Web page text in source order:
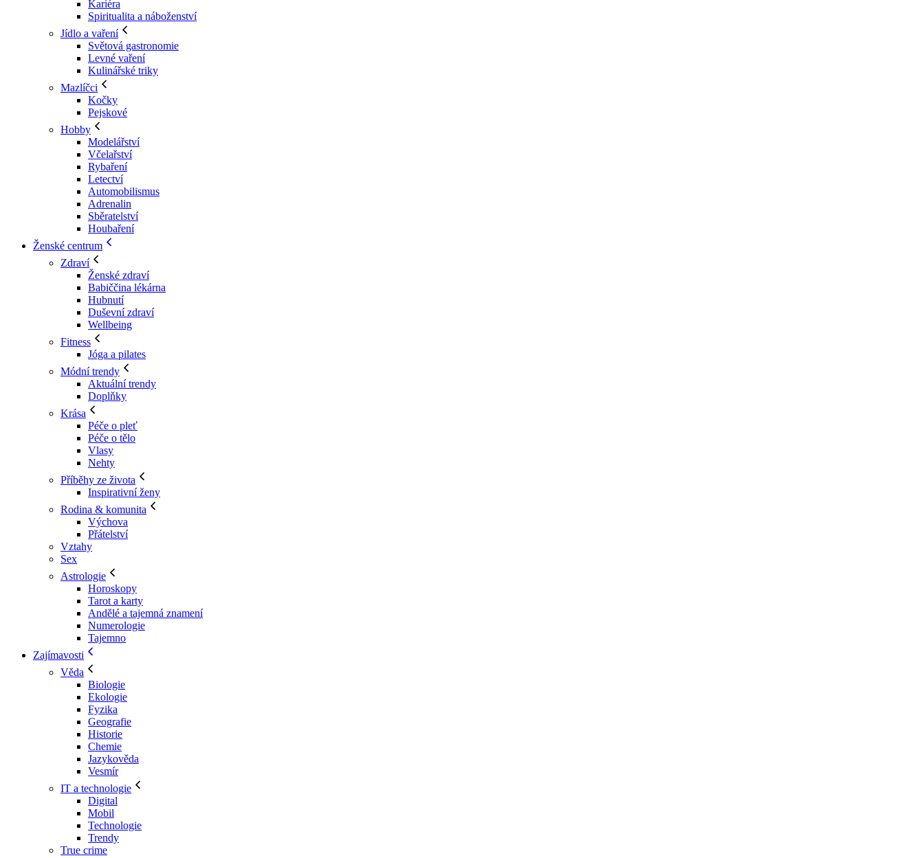
Kariéra
Spiritualita a náboženství
Jídlo a vaření
Světová gastronomie
Levné vaření
Kulinářské triky
Mazlíčci
Kočky
Pejskové
Hobby
Modelářství
Včelařství
Rybaření
Letectví
Automobilismus
Adrenalin
Sběratelství
Houbaření
Ženské centrum
Zdraví
Ženské zdraví
Babiččina lékárna
Hubnutí
Duševní zdraví
Wellbeing
Fitness
Jóga a pilates
Módní trendy
Aktuální trendy
Doplňky
Krása
Péče o pleť
Péče o tělo
Vlasy
Nehty
Příběhy ze života
Inspirativní ženy
Rodina & komunita
Výchova
Přátelství
Vztahy
Sex
Astrologie
Horoskopy
Tarot a karty
Andělé a tajemná znamení
Numerologie
Tajemno
Zajímavosti
Věda
Biologie
Ekologie
Fyzika
Geografie
Historie
Chemie
Jazykověda
Vesmír
IT a technologie
Digital
Mobil
Technologie
Trendy
True crime